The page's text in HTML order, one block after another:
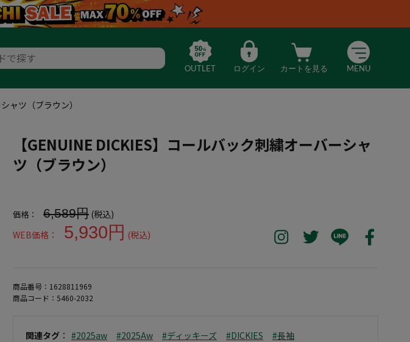
OUTLET ログイン カートを見る MENU
ャツ（ブラウン）
【GENUINE DICKIES】コールバック刺繍オーバーシャ
ツ（ブラウン）
価格： 6,589円 (税込)
WEB価格：
5,930円 (税込)
商品番号： 1628811969
商品コード： 5460-2032
関連タグ ： #2025aw #2025Aw #ディッキーズ #DICKIES #長袖